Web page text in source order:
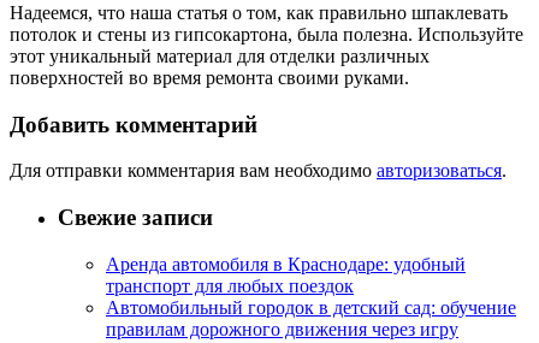
Надеемся, что наша статья о том, как правильно шпаклевать
потолок и стены из гипсокартона, была полезна. Используйте
этот уникальный материал для отделки различных
поверхностей во время ремонта своими руками.
Добавить комментарий
Для отправки комментария вам необходимо авторизоваться.
Свежие записи
Аренда автомобиля в Краснодаре: удобный
транспорт для любых поездок
Автомобильный городок в детский сад: обучение
правилам дорожного движения через игру